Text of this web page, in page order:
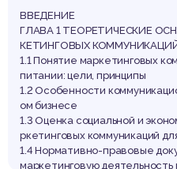
ВВЕДЕНИЕ
ГЛАВА 1 ТЕОРЕТИЧЕСКИЕ
КЕТИНГОВЫХ
1.1 Понятие маркетинговых
питании: цели, принципы
1.2 Особенности
ом бизнесе
1.3 Оценка социальной и
ркетинговых коммуникаций
1.4 Нормативно-правовые
маркетинговую